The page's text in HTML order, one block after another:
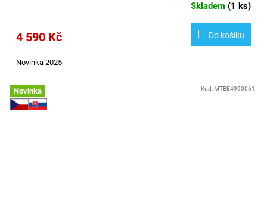
Skladem (1 ks)
4 590 Kč Do košíku
Novinka 2025
Novinka Kód:MTBE4990061